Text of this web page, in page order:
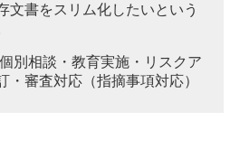
文書をスリム化したいという
別相談・教育実施・リスクア
・審査対応（指摘事項対応）